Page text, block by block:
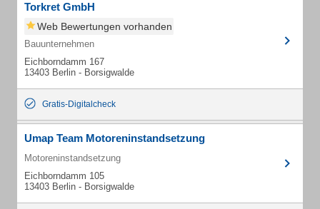
Torkret GmbH
Web Bewertungen vorhanden
Bauunternehmen
Eichborndamm 167
13403 Berlin - Borsigwalde
Gratis-Digitalcheck
Umap Team Motoreninstandsetzung
Motoreninstandsetzung
Eichborndamm 105
13403 Berlin - Borsigwalde